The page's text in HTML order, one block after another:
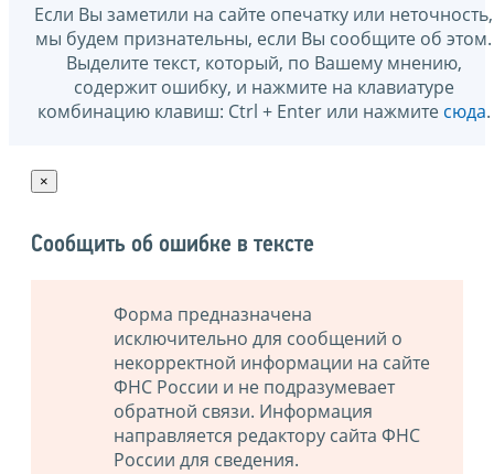
Если Вы заметили на сайте опечатку или неточность,
мы будем признательны, если Вы сообщите об этом.
Выделите текст, который, по Вашему мнению,
содержит ошибку, и нажмите на клавиатуре
комбинацию клавиш: Ctrl + Enter или нажмите сюда.
×
Сообщить об ошибке в тексте
Форма предназначена
исключительно для сообщений о
некорректной информации на сайте
ФНС России и не подразумевает
обратной связи. Информация
направляется редактору сайта ФНС
России для сведения.